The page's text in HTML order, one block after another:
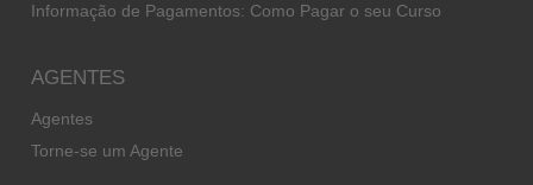
Informação de Pagamentos: Como Pagar o seu Curso
AGENTES
Agentes
Torne-se um Agente